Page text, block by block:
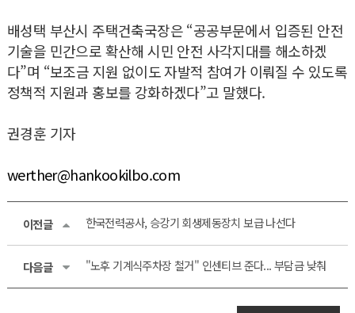
배성택 부산시 주택건축국장은 “공공부문에서 입증된 안전
기술을 민간으로 확산해 시민 안전 사각지대를 해소하겠
다”며 “보조금 지원 없이도 자발적 참여가 이뤄질 수 있도록
정책적 지원과 홍보를 강화하겠다”고 말했다.
권경훈 기자
werther@hankookilbo.com
이전글 한국전력공사, 승강기 회생제동장치 보급 나선다
다음글 "노후 기계식주차장 철거" 인센티브 준다... 부담금 낮춰